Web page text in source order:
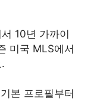
10년 가까이
미국 MLS에서
본 프로필부터